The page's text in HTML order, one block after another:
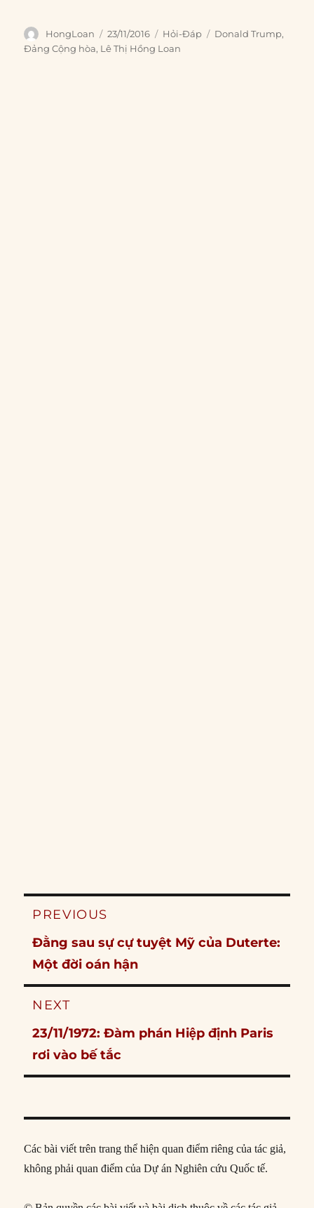
Author
HongLoan
Posted
on
23/11/2016 Categories
Hỏi-Đáp Tags
Donald Trump,
Đảng Cộng hòa, Lê Thị Hồng Loan
Post
PREVIOUS
Previous
post:
Đằng sau sự cự tuyệt Mỹ của Duterte:
Một đời oán hận
NEXT
Next
post:
23/11/1972: Đàm phán Hiệp định Paris
rơi vào bế tắc
Các bài viết trên trang thể hiện quan điểm riêng của tác giả,
không phải quan điểm của Dự án Nghiên cứu Quốc tế.